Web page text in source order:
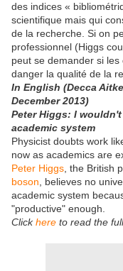
des indices «
scientifique mais qui
de la recherche. Si on
professionnel (Higgs
peut se demander si
danger la qualité de la
In English (Decca
December 2013)
Peter Higgs: I
academic system
Physicist doubts work
now as academics are
Peter Higgs , the British
boson , believes no
academic system
"productive" enough.
Clickhere to read the